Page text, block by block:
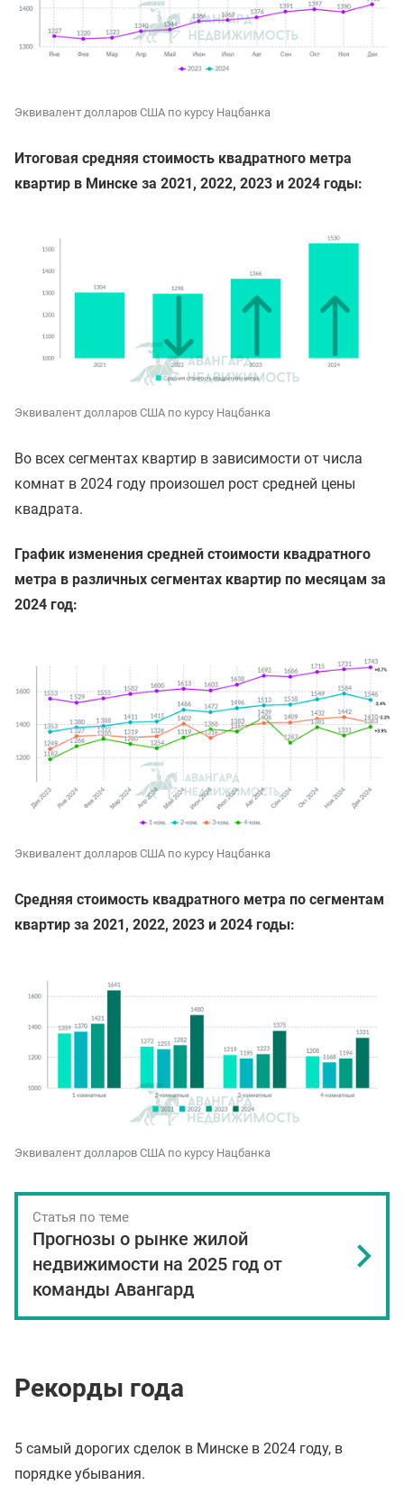
Эквивалент долларов США по курсу Нацбанка
Итоговая средняя стоимость квадратного метра
квартир в Минске за 2021, 2022, 2023 и 2024 годы:
Эквивалент долларов США по курсу Нацбанка
Во всех сегментах квартир в зависимости от числа
комнат в 2024 году произошел рост средней цены
квадрата.
График изменения средней стоимости квадратного
метра в различных сегментах квартир по месяцам за
2024 год:
Эквивалент долларов США по курсу Нацбанка
Средняя стоимость квадратного метра по сегментам
квартир за 2021, 2022, 2023 и 2024 годы:
Эквивалент долларов США по курсу Нацбанка
Статья по теме
Прогнозы о рынке жилой
недвижимости на 2025 год от
команды Авангард
Рекорды года
5 самый дорогих сделок в Минске в 2024 году, в
порядке убывания.